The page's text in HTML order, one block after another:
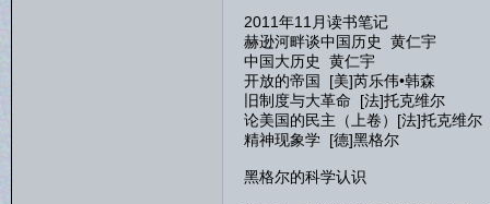
2011年11月读书笔记
赫逊河畔谈中国历史 黄仁宇
中国大历史 黄仁宇
开放的帝国 [美]芮乐伟•韩森
旧制度与大革命 [法]托克维尔
论美国的民主（上卷）[法]托克维尔
精神现象学 [德]黑格尔
黑格尔的科学认识